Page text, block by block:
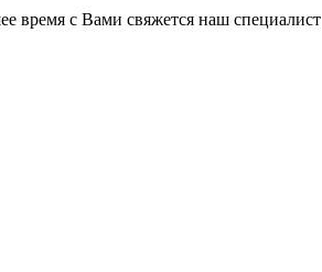
время с Вами свяжется наш специалист